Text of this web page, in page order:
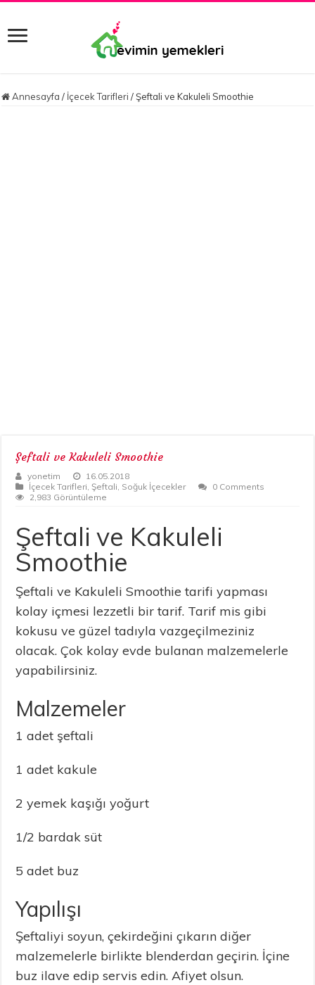
Annesayfa / İçecek Tarifleri / Şeftali ve Kakuleli Smoothie
Şeftali ve Kakuleli Smoothie
yonetim
16.05.2018
İçecek Tarifleri,Şeftali, Soğuk İçecekler
0 Comments
2,983 Görüntüleme
Şeftali ve Kakuleli
Smoothie
Şeftali ve Kakuleli Smoothie tarifi yapması
kolay içmesi lezzetli bir tarif. Tarif mis gibi
kokusu ve güzel tadıyla vazgeçilmeziniz
olacak. Çok kolay evde bulanan malzemelerle
yapabilirsiniz.
Malzemeler
1 adet şeftali
1 adet kakule
2 yemek kaşığı yoğurt
1/2 bardak süt
5 adet buz
Yapılışı
Şeftaliyi soyun, çekirdeğini çıkarın diğer
malzemelerle birlikte blenderdan geçirin. İçine
buz ilave edip servis edin. Afiyet olsun.